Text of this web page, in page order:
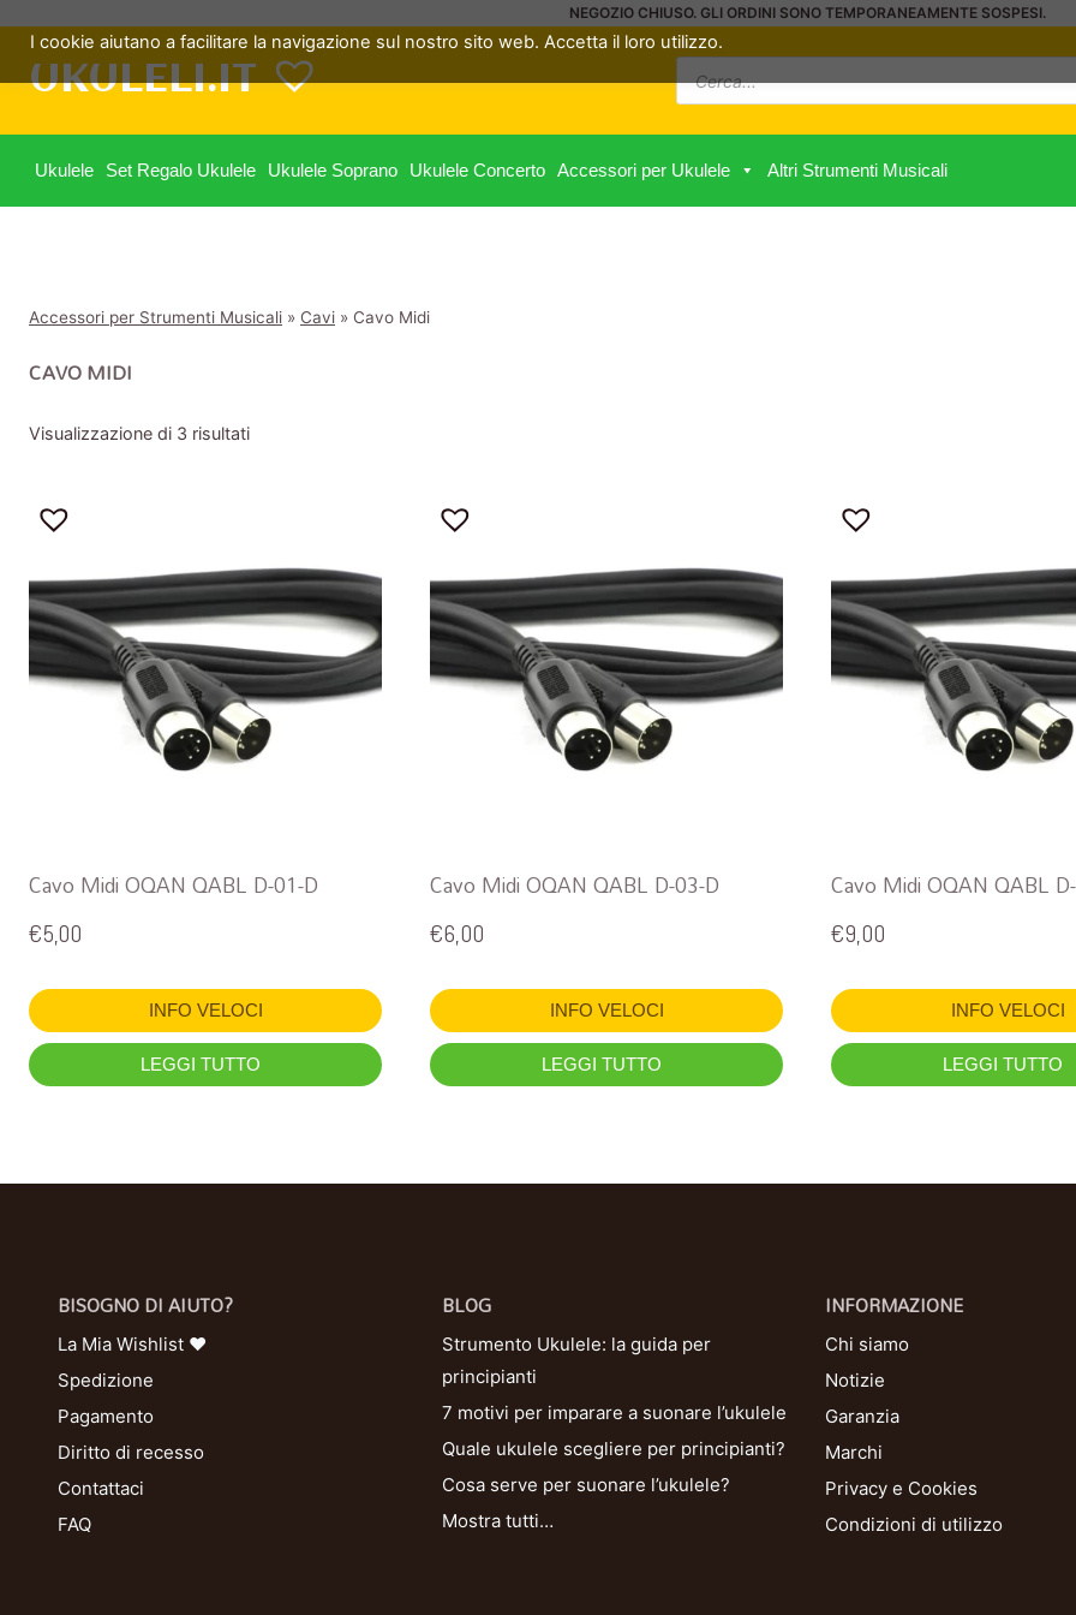
contenuto
NEGOZIO CHIUSO. GLI ORDINI SONO TEMPORANEAMENTE SOSPESI.
UKULELI.IT
Ricerca
prodotti
Ukulele Set Regalo Ukulele Ukulele Soprano Ukulele Concerto Accessori per Ukulele Altri Strumenti Musicali
Accessori per Strumenti Musicali » Cavi » Cavo Midi
CAVO MIDI
Visualizzazione di 3 risultati
Cavo Midi OQAN QABL D-01-D
€5,00
INFO VELOCI
LEGGI TUTTO
Cavo Midi OQAN QABL D-03-D
€6,00
INFO VELOCI
LEGGI TUTTO
Cavo Midi OQAN QABL
€9,00
INFO VELOCI
LEGGI TUTTO
BISOGNO DI AIUTO?
La Mia Wishlist ❤
Spedizione
Pagamento
Diritto di recesso
Contattaci
FAQ
BLOG
Strumento Ukulele: la guida per
principianti
7 motivi per imparare a suonare l’ukulele
Quale ukulele scegliere per principianti?
Cosa serve per suonare l’ukulele?
Mostra tutti…
INFORMAZIONE
Chi siamo
Notizie
Garanzia
Marchi
Privacy e Cookies
Condizioni di utilizzo
I cookie aiutano a facilitare la navigazione sul nostro sito web. Accetta il loro utilizzo.